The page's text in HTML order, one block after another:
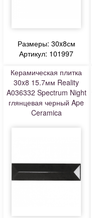
Размеры: 30x8см
Артикул: 101997
Керамическая плитка
30x8 15.7мм Reality
A036332 Spectrum Night
глянцевая черный Ape
Ceramica